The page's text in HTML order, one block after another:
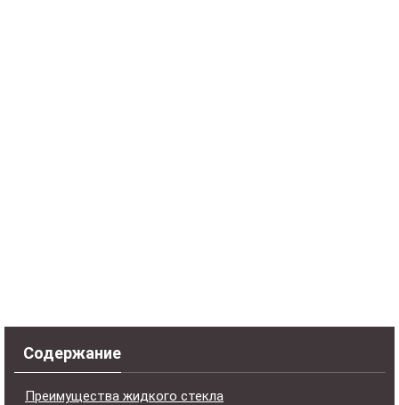
Содержание
Преимущества жидкого стекла